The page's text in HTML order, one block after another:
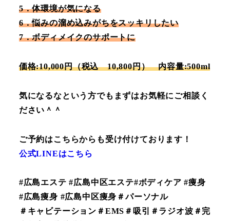
5．体環境が気になる
6．悩みの溜め込みがちをスッキリしたい
7．ボディメイクのサポートに
価格:10,000円（税込 10,800円） 内容量:500ml
気になるなという方でもまずはお気軽にご相談く
ださい＾＾
ご予約はこちらからも受け付けております！
公式LINEはこちら
#広島エステ #広島中区エステ#ボディケア #痩身
#広島痩身 #広島中区痩身＃パーソナル
＃キャビテーション＃EMS＃吸引＃ラジオ波＃完